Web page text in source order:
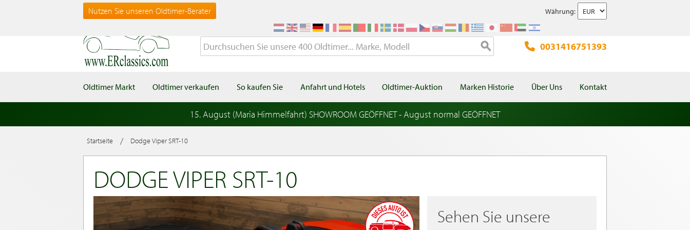
Nutzen Sie unseren Oldtimer-Berater Währung:
0031416751393
Oldtimer Markt Oldtimer verkaufen So kaufen Sie Anfahrt und Hotels Oldtimer-Auktion Marken Historie Über Uns Kontakt
15. August (Maria Himmelfahrt) SHOWROOM GEÖFFNET - August normal GEÖFFNET
Startseite / Dodge Viper SRT-10
DODGE VIPER SRT-10
Sehen Sie unsere